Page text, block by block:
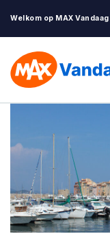
Welkom op MAX Vandaag